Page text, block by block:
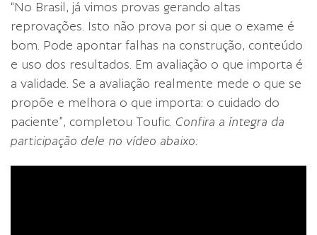
“No Brasil, já vimos provas gerando altas
reprovações. Isto não prova por si que o exame é
bom. Pode apontar falhas na construção, conteúdo
e uso dos resultados. Em avaliação o que importa é
a validade. Se a avaliação realmente mede o que se
propõe e melhora o que importa: o cuidado do
paciente”, completou Toufic. Confira a íntegra da
participação dele no vídeo abaixo: